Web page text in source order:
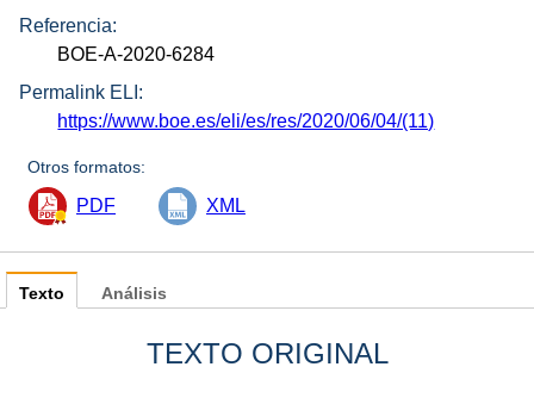
Referencia:
BOE-A-2020-6284
Permalink ELI:
https://www.boe.es/eli/es/res/2020/06/04/(11)
Otros formatos:
PDF XML
Texto
TEXTO ORIGINAL
Análisis